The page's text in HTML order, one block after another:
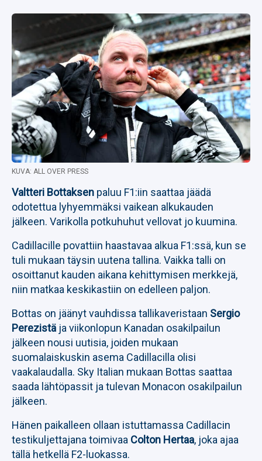
KUVA: ALL OVER PRESS
Valtteri Bottaksen paluu F1:iin saattaa jäädä
odotettua lyhyemmäksi vaikean alkukauden
jälkeen. Varikolla potkuhuhut vellovat jo kuumina.
Cadillacille povattiin haastavaa alkua F1:ssä, kun se
tuli mukaan täysin uutena tallina. Vaikka talli on
osoittanut kauden aikana kehittymisen merkkejä,
niin matkaa keskikastiin on edelleen paljon.
Bottas on jäänyt vauhdissa tallikaveristaan Sergio
Perezistä ja viikonlopun Kanadan osakilpailun
jälkeen nousi uutisia, joiden mukaan
suomalaiskuskin asema Cadillacilla olisi
vaakalaudalla. Sky Italian mukaan Bottas saattaa
saada lähtöpassit ja tulevan Monacon osakilpailun
jälkeen.
Hänen paikalleen ollaan istuttamassa Cadillacin
testikuljettajana toimivaa Colton Hertaa, joka ajaa
tällä hetkellä F2-luokassa.